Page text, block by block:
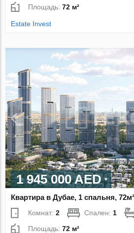
Площадь:72 м²
Estate Invest
1 945 000 AED
Квартира в Дубае, 1 спальня,
Комнат:2 Спален: 1
Площадь:72 м²